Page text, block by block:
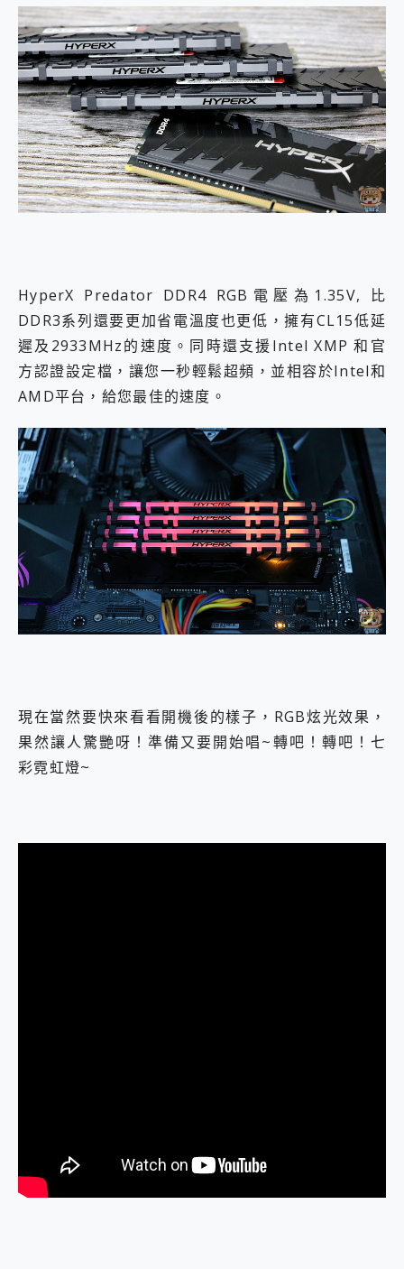
HyperX Predator DDR4 RGB電壓為1.35V, 比
DDR3系列還要更加省電溫度也更低，擁有CL15低延
遲及2933MHz的速度。同時還支援Intel XMP 和官
方認證設定檔，讓您一秒輕鬆超頻，並相容於Intel和
AMD平台，給您最佳的速度。
現在當然要快來看看開機後的樣子，RGB炫光效果，
果然讓人驚艷呀！準備又要開始唱~轉吧！轉吧！七
彩霓虹燈~